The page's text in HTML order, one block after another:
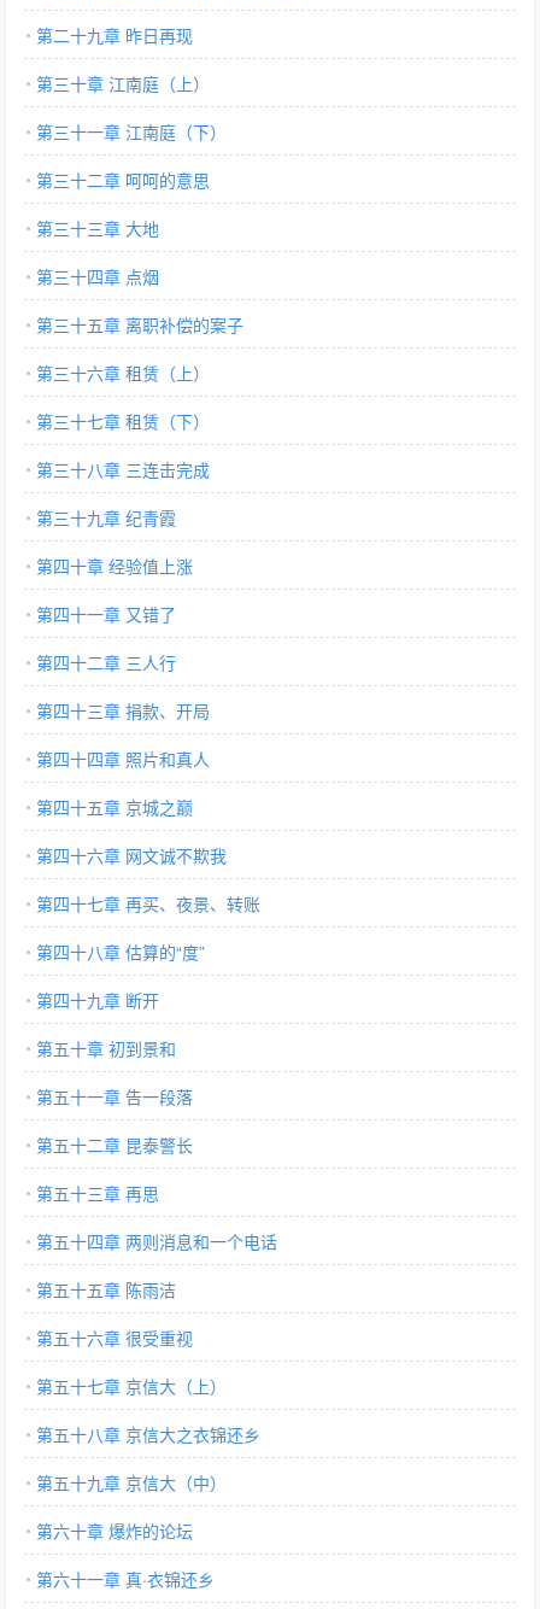
第二十九章 昨日再现
第三十章 江南庭（上）
第三十一章 江南庭（下）
第三十二章 呵呵的意思
第三十三章 大地
第三十四章 点烟
第三十五章 离职补偿的案子
第三十六章 租赁（上）
第三十七章 租赁（下）
第三十八章 三连击完成
第三十九章 纪青霞
第四十章 经验值上涨
第四十一章 又错了
第四十二章 三人行
第四十三章 捐款、开局
第四十四章 照片和真人
第四十五章 京城之巅
第四十六章 网文诚不欺我
第四十七章 再买、夜景、转账
第四十八章 估算的“度”
第四十九章 断开
第五十章 初到景和
第五十一章 告一段落
第五十二章 昆泰警长
第五十三章 再思
第五十四章 两则消息和一个电话
第五十五章 陈雨洁
第五十六章 很受重视
第五十七章 京信大（上）
第五十八章 京信大之衣锦还乡
第五十九章 京信大（中）
第六十章 爆炸的论坛
第六十一章 真·衣锦还乡